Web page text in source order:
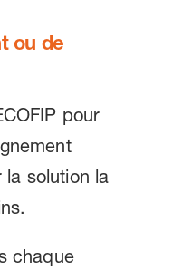
ou de
pour
solution la
chaque